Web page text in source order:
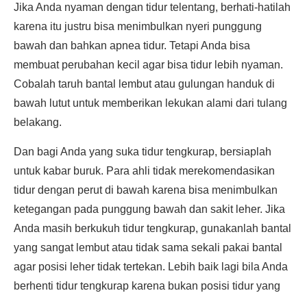
Jika Anda nyaman dengan tidur telentang, berhati-hatilah
karena itu justru bisa menimbulkan nyeri punggung
bawah dan bahkan apnea tidur. Tetapi Anda bisa
membuat perubahan kecil agar bisa tidur lebih nyaman.
Cobalah taruh bantal lembut atau gulungan handuk di
bawah lutut untuk memberikan lekukan alami dari tulang
belakang.
Dan bagi Anda yang suka tidur tengkurap, bersiaplah
untuk kabar buruk. Para ahli tidak merekomendasikan
tidur dengan perut di bawah karena bisa menimbulkan
ketegangan pada punggung bawah dan sakit leher. Jika
Anda masih berkukuh tidur tengkurap, gunakanlah bantal
yang sangat lembut atau tidak sama sekali pakai bantal
agar posisi leher tidak tertekan. Lebih baik lagi bila Anda
berhenti tidur tengkurap karena bukan posisi tidur yang